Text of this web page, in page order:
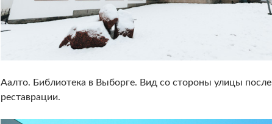
Аалто. Библиотека в Выборге. Вид со стороны улицы после
реставрации.